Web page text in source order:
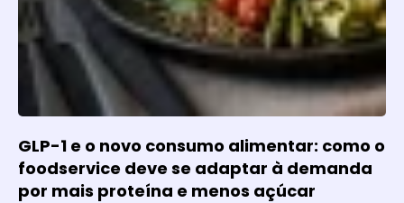
GLP-1 e o novo consumo alimentar: como o
foodservice deve se adaptar à demanda
por mais proteína e menos açúcar